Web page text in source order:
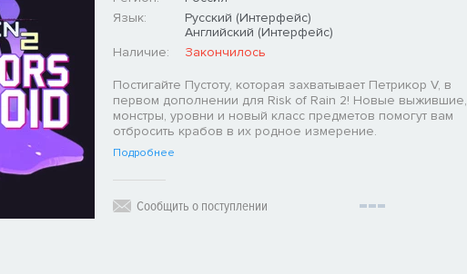
Язык:
Русский (Интерфейс)
Английский (Интерфейс)
Наличие:
Закончилось
Постигайте Пустоту, которая захватывает Петрикор V, в
первом дополнении для Risk of Rain 2! Новые выжившие,
монстры, уровни и новый класс предметов помогут вам
отбросить крабов в их родное измерение.
Подробнее
Сообщить о поступлении